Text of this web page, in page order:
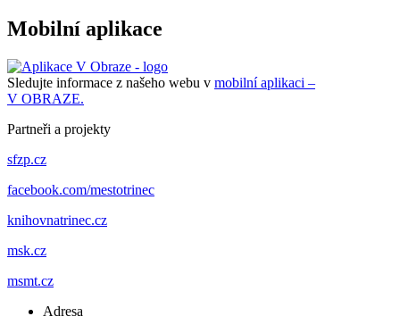
Mobilní aplikace
Sledujte informace z našeho webu v mobilní aplikaci –
V OBRAZE.
Partneři a projekty
sfzp.cz
facebook.com/mestotrinec
knihovnatrinec.cz
msk.cz
msmt.cz
Adresa